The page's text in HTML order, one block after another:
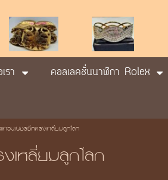
รา
คอลเลคชั่นนาฬิกา Rolex
หวนเพชรซีกทรงเหลี่ยมลูกโลก
เหลี่ยมลูกโลก